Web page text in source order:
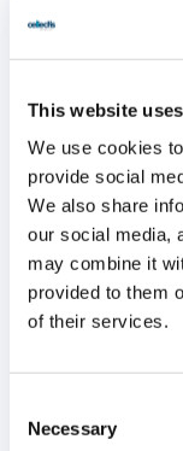
This website
We use cookies
provide social
We also share
our social media,
may combine it
provided to them
of their services.
Selection
Necessary
16
OCTOBRE 2025
15:00 E.S.T.
16